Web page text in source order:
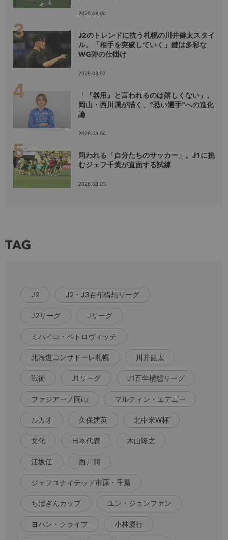
2026.08.04
J2のトレンドに抗う札幌の川井健太スタイ
ル。「相手を突破していく」鍵は多彩な
WG陣の仕掛け
2026.08.07
「『器用』と言われるのは嬉しくない」。
岡山・西川潤が描く、”恐い選手”への進化
論
2026.08.04
問われる「自分たちのサッカー」。J1に挑
むジェフ千葉が直面する試練
2026.08.03
TAG
J2 J2・J3百年構想リーグ
J2リーグ Jリーグ
ミハイロ・ペトロヴィッチ
北海道コンサドーレ札幌 川井健太
戦術 J1リーグ J1百年構想リーグ
ファジアーノ岡山 マルティン・エデゴー
ルカオ 久保建英 北中米W杯
文化 日本代表 木山隆之
江坂任 西川潤
ジェフユナイテッド市原・千葉
ちばぎんカップ ユン・ジョンファン
ヨハン・クライフ 小林慶行